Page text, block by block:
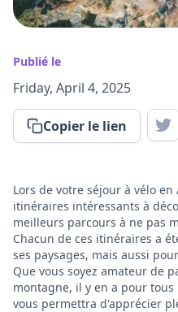
Publié le
Friday, April 4, 2025
Copier le lien
Lors de votre séjour à vélo
itinéraires intéressants à
meilleurs parcours à ne pas
Chacun de ces itinéraires a
ses paysages, mais aussi
Que vous soyez amateur de
montagne, il y en a pour
vous permettra d'apprécier